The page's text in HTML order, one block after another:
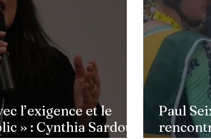
l’exigence et le
» : Cynthia Sardou
Paul